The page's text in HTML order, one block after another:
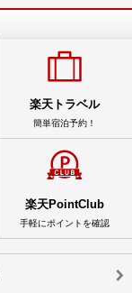
楽天トラベル
簡単宿泊予約！
楽天PointClub
手軽にポイントを確認